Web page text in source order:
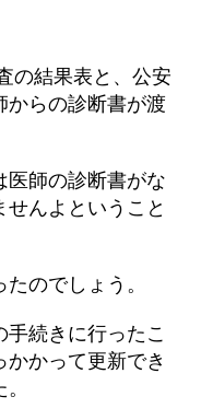
の結果表と、公安
からの診断書が渡
医師の診断書がな
んよということ
のでしょう。
続きに行ったこ
かって更新でき